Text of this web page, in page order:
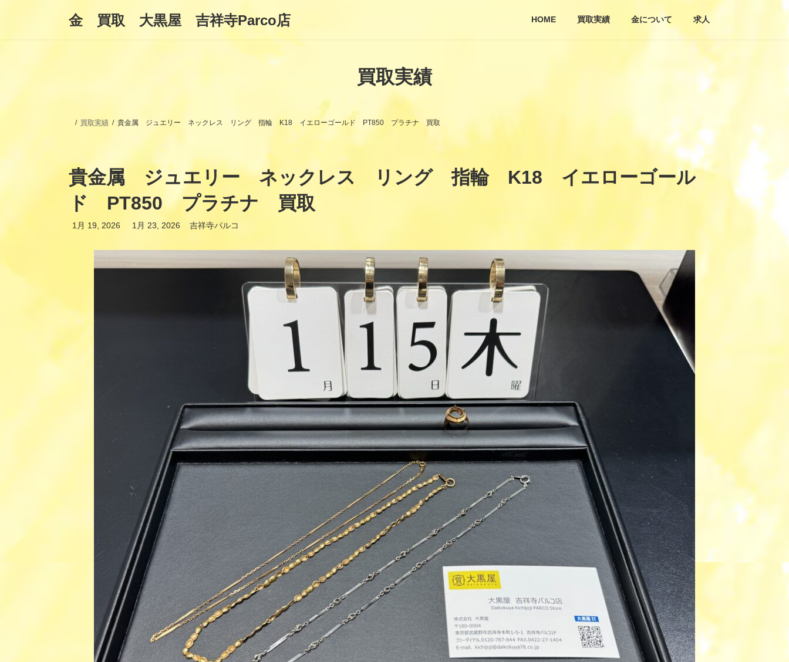
金 買取 大黒屋 吉祥寺Parco店 HOME 買取実績 金について 求人
買取実績
買取実績 貴金属 ジュエリー ネックレス リング 指輪 K18 イエローゴールド PT850 プラチナ 買取
貴金属 ジュエリー ネックレス リング 指輪 K18 イエローゴール
ド PT850 プラチナ 買取
1月 19, 2026
最
日
1月 23, 2026 吉祥寺パルコ